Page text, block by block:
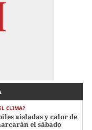
CLIMA?
aisladas y calor de
el sábado